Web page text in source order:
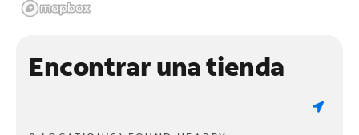
Encontrar una tienda